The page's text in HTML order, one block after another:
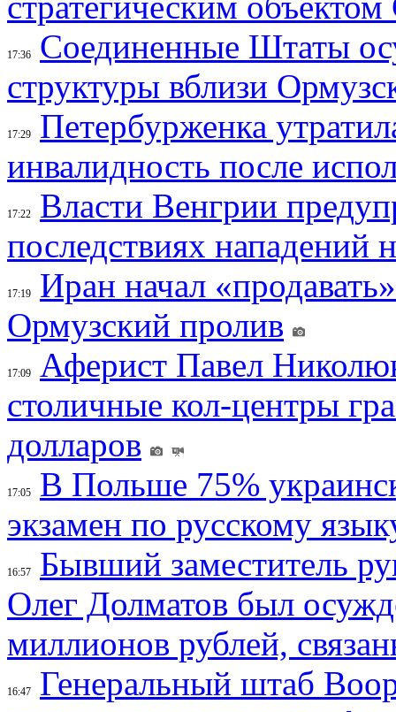
17:36
Соединенные Штаты
структуры вблизи
17:29
Петербурженка
инвалидность после
17:22
Власти Венгрии
последствиях нападений
17:19
Иран начал
Ормузский пролив
17:09
Аферист Павел
столичные кол-центры
долларов
17:05
В Польше 75%
экзамен по русскому
16:57
Бывший заместитель
Олег Долматов был
миллионов рублей,
16:47
Генеральный штаб